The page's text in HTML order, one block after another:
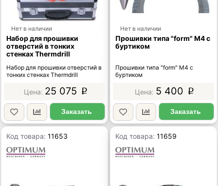
Нет в наличии
Набор для прошивки
отверстий в тонких
стенках Thermdrill
Набор для прошивки отверстий в
тонких стенках Thermdrill
25 075 p
Заказать
Нет в наличии
Прошивки типа "form" М4 с
буртиком
Прошивки типа "form" М4 с
буртиком
5 400 p
Заказать
Код товара:11653 Код товара:11659